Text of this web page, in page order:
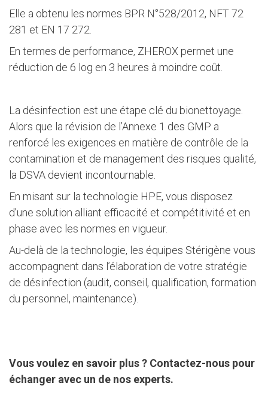
Elle a obtenu les normes BPR N°528/2012, NFT 72
281 et EN 17 272.
En termes de performance, ZHEROX permet une
réduction de 6 log en 3 heures à moindre coût.
La désinfection est une étape clé du bionettoyage.
Alors que la révision de l’Annexe 1 des GMP a
renforcé les exigences en matière de contrôle de la
contamination et de management des risques qualité,
la DSVA devient incontournable.
En misant sur la technologie HPE, vous disposez
d’une solution alliant efficacité et compétitivité et en
phase avec les normes en vigueur.
Au-delà de la technologie, les équipes Stérigène vous
accompagnent dans l’élaboration de votre stratégie
de désinfection (audit, conseil, qualification, formation
du personnel, maintenance).
Vous voulez en savoir plus ? Contactez-nous pour
échanger avec un de nos experts.